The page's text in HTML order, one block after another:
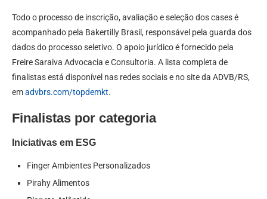
Todo o processo de inscrição, avaliação e seleção dos cases é
acompanhado pela Bakertilly Brasil, responsável pela guarda dos
dados do processo seletivo. O apoio jurídico é fornecido pela
Freire Saraiva Advocacia e Consultoria. A lista completa de
finalistas está disponível nas redes sociais e no site da ADVB/RS,
emadvbrs.com/topdemkt.
Finalistas por categoria
Iniciativas em ESG
Finger Ambientes Personalizados
Pirahy Alimentos